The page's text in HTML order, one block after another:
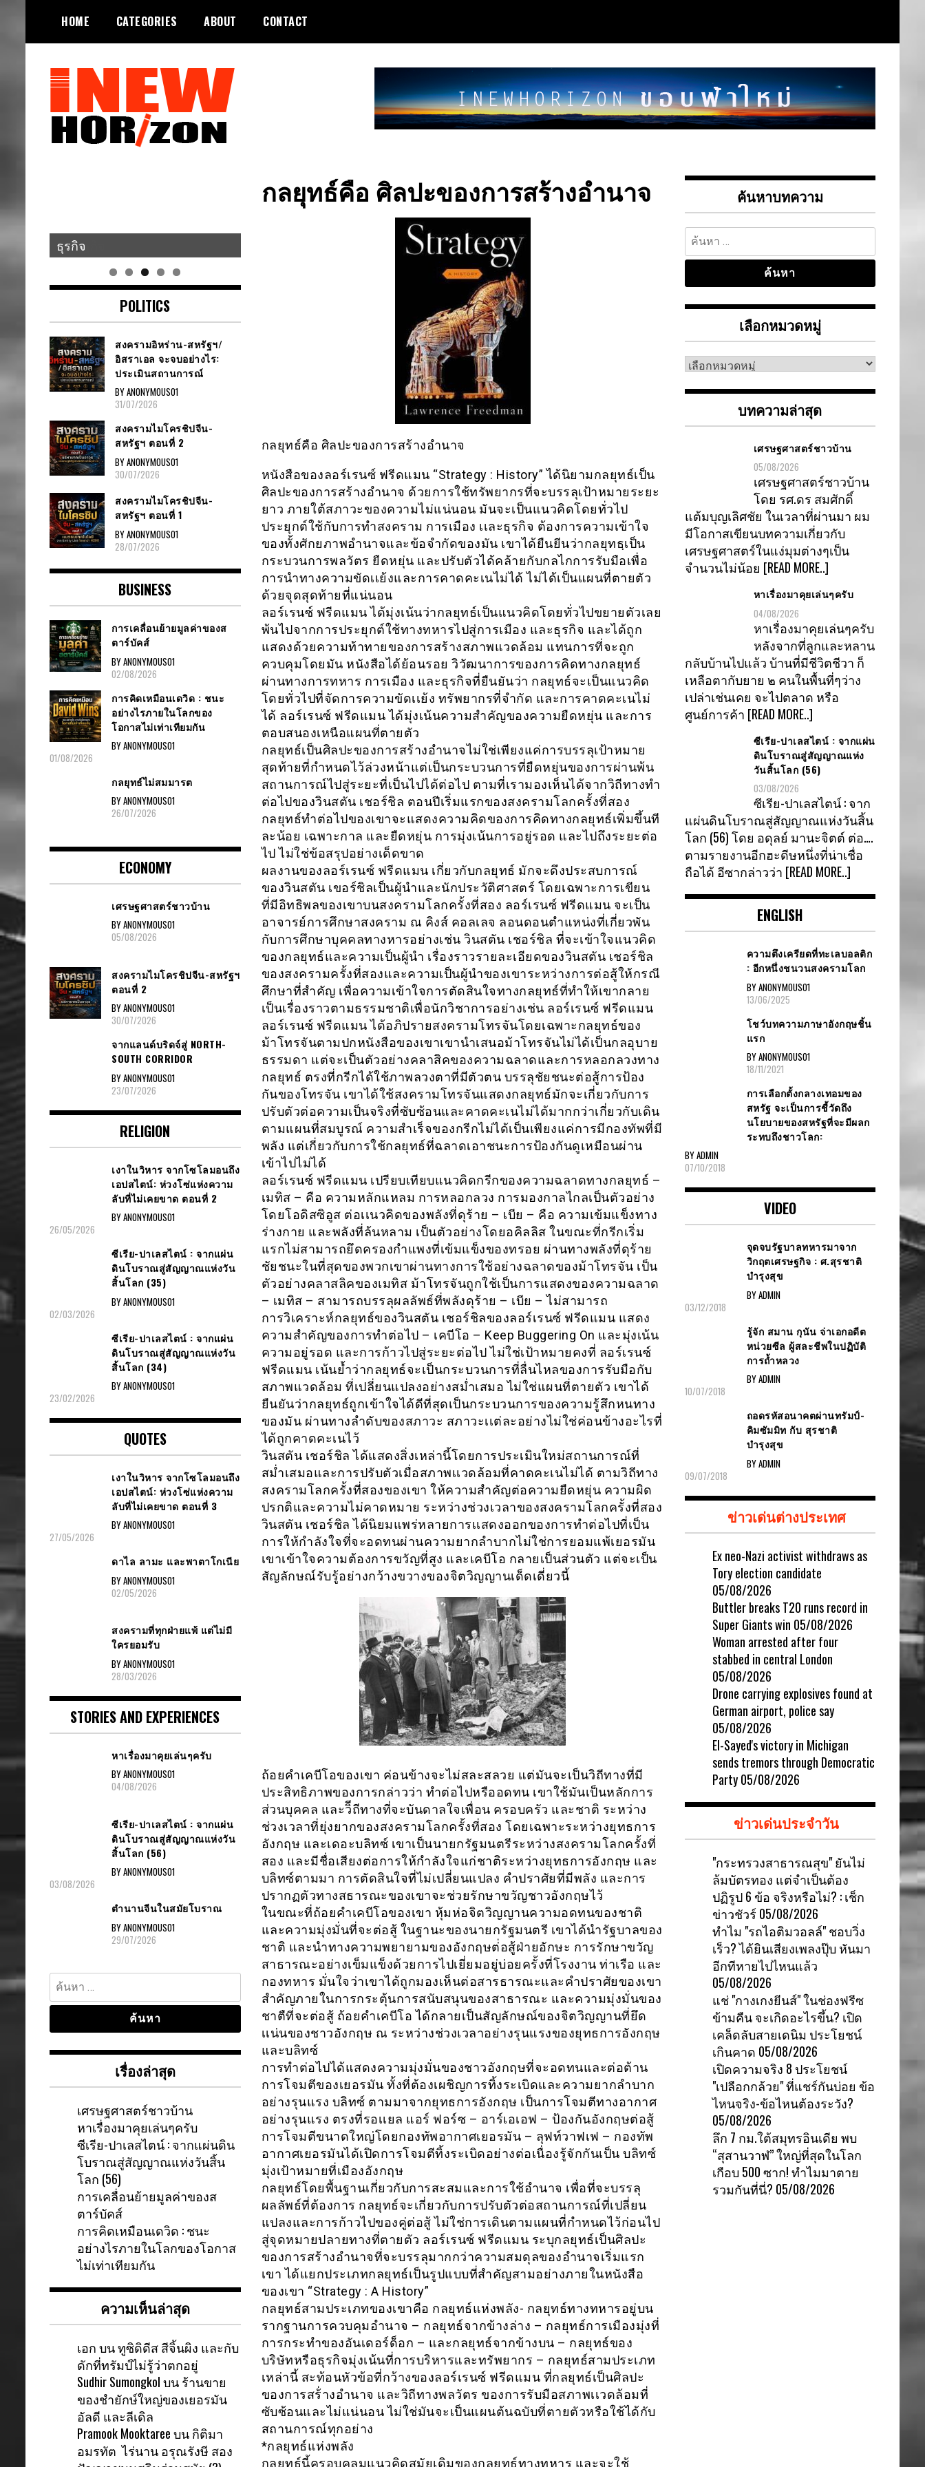
content
HOME CATEGORIES ABOUT CONTACT
กลยุทธ์คือ ศิลปะของการสร้างอำนาจ
กลยุทธ์คือ ศิลปะของการสร้างอำนาจ
หนังสือของลอร์เรนซ์ ฟรีดแมน “Strategy : History” ได้นิยามกลยุทธ์เป็น
ศิลปะของการสร้างอำนาจ ด้วยการใช้ทรัพยากรที่จะบรรลุเป้าหมายระยะ
ยาว ภายใต้สภาวะของความไม่แน่นอน มันจะเป็นแนวคิดโดยทั่วไป
ประยุกต์ใช้กับการทำสงคราม การเมือง เเละธุรกิจ ต้องการความเข้าใจ
ของทั้งศักยภาพอำนาจและข้อจำกัดของมัน เขาได้ยืนยีนว่ากลยุทธฺเป็น
กระบวนการพลวัตร ยืดหยุ่น และปรับตัวได้คล้ายกับกลไกการรับมือเพื่อ
การนำทางความขัดเเย้งและการคาดคะเนไม่ได้ ไม่ได้เป็นแผนที่ตายตัว
ด้วยจุดสุดท้ายที่แน่นอน
ลอร์เรนซ์ ฟรีดแมน ได้มุ่งเน้นว่ากลยุทธ์เป็นแนวคิดโดยทั่วไปขยายตัวเลย
พ้นไปจากการประยุกต์ใช้ทางทหารไปสู่การเมือง และธุรกิจ และได้ถูก
แสดงด้วยความท้าทายของการสร้างสภาพแวดล้อม แทนการที่จะถูก
ควบคุมโดยมัน หนังสือได้ย้อนรอย วิวัฒนาการของการคิดทางกลยุทธ์
ผ่านทางการทหาร การเมือง และธุรกิจที่ยืนยันว่า กลยุทธ์จะเป็นแนวคิด
โดยทั่วไปที่จัดการความขัดเเย้ง ทรัพยากรที่จำกัด และการคาดคะเนไม่
ได้ ลอร์เรนซ์ ฟรีดแมน ได้มุ่งเน้นความสำคัญของความยืดหยุ่น และการ
ตอบสนองเหนือแผนที่ตายตัว
กลยุทธ์เป็นศิลปะของการสร้างอำนาจไม่ใช่เพียงแค่การบรรลุเป้าหมาย
สุดท้ายที่กำหนดไว้ล่วงหน้าแต่เป็นกระบวนการที่ยืดหยุ่นของการผ่านพ้น
สถานการณ์ไปสู่ระยะที่เป็นไปได้ต่อไป ตามที่เรามองเห็นได้จากวิถีทางทำ
ต่อไปของวินสตัน เชอร์ชิล ตอนปีเริ่มแรกของสงครามโลกครั้งที่สอง
กลยุทธ์ทำต่อไปของเขาจะแสดงความคิดของการคิดทางกลยุทธ์เพิ่มขึ้นที
ละน้อย เฉพาะกาล และยืดหยุ่น การมุ่งเน้นการอยู่รอด และไปถึงระยะต่อ
ไป ไม่ใช่ข้อสรุปอย่างเด็ดขาด
ผลงานของลอร์เรนซ์ ฟรีดแมน เกี่ยวกับกลยุทธ์ มักจะดึงประสบการณ์
ของวินสตัน เขอร์ชิลเป็นผู้นำและนักประวัติศาสตร์ โดยเฉพาะการเขียน
ที่มีอิทธิพลของเขาบนสงครามโลกครั้งที่สอง ลอร์เรนซ์ ฟรีดแมน จะเป็น
อาจารย์การศึกษาสงคราม ณ คิงส์ คอลเลจ ลอนดอนตำแหน่งที่เกี่ยวพัน
กับการศึกษาบุคคลทางหารอย่างเช่น วินสตัน เชอร์ชิล ที่จะเข้าใจแนวคิด
ของกลยุทธ์และความเป็นผู้นำ เรื่องราวรายละเอียดของวินสตัน เชอร์ชิล
ของสงครามครั้งที่สองและความเป็นผู้นำของเขาระหว่างการต่อสู้ให้กรณี
ศึกษาที่สำคัญ เพื่อความเข้าใจการตัดสินใจทางกลยุทธ์ที่ทำให้เขากลาย
เป็นเรื่องราวตามธรรมชาติเพื่อนักวิชาการอย่างเช่น ลอร์เรนซ์ ฟรีดแมน
ลอร์เรนซ์ ฟรีดแมน ได้อภิปรายสงครามโทรจันโดยเฉพาะกลยุทธ์ของ
ม้าโทรจันตามปกหนังสือของเขาเขานำเสนอม้าโทรจันไม่ได้เป็นกลอุบาย
ธรรมดา แต่จะเป็นตัวอย่างคลาสิคของความฉลาดและการหลอกลวงทาง
กลยุทธ์ ตรงที่กรีกได้ใช้ภาพลวงตาที่มีตัวตน บรรลุชัยชนะต่อสู้การป้อง
กันของโทรจัน เขาได้ใช้สงครามโทรจันแสดงกลยุทธ์มักจะเกี่ยวกับการ
ปรับตัวต่อความเป็นจริงที่ซับซ้อนและคาดคะเนไม่ได้มากกว่าเกี่ยวกับเดิน
ตามแผนที่สมบูรณ์ ความสำเร็จของกรีกไม่ได้เป็นเพียงแค่การมีกองทัพที่มี
พลัง แต่เกี่ยวกับการใช้กลยุทธ์ที่ฉลาดเอาชนะการป้องกันดูเหมือนผ่าน
เข้าไปไม่ได้
ลอร์เรนซ์ ฟรีดแมน เปรียบเทียบแนวคิดกรีกของความฉลาดทางกลยุทธ์ –
เมทิส – คือ ความหลักแหลม การหลอกลวง การมองกาลไกลเป็นตัวอย่าง
โดยโอดิสซิอูส ต่อเเนวคิดของพลังที่ดุร้าย – เบีย – คือ ความเข้มแข็งทาง
ร่างกาย และพลังที่ล้นหลาม เป็นตัวอย่างโดยอคิลลิส ในขณะที่กรีกเริ่ม
แรกไม่สามารถยึดครองกำแพงที่เข้มแข็งของทรอย ผ่านทางพลังที่ดุร้าย
ชัยชนะในที่สุดของพวกเขาผ่านทางการใช้อย่างฉลาดของม้าโทรจัน เป็น
ตัวอย่างคลาสลิคของเมทิส ม้าโทรจันถูกใช้เป็นการแสดงของความฉลาด
– เมทิส – สามารถบรรลุผลลัพธ์ที่พลังดุร้าย – เบีย – ไม่สามารถ
การวิเคราะห์กลยุทธ์ของวินสตัน เชอร์ชิลของลอร์เรนซ์ ฟรีดแมน แสดง
ความสำคัญของการทำต่อไป – เคบีโอ – Keep Buggering On และมุ่งเน้น
ความอยู่รอด และการก้าวไปสู่ระยะต่อไป ไม่ใช่เป้าหมายคงที่ ลอร์เรนซ์
ฟรีดแมน เน้นย้ำว่ากลยุทธ์จะเป็นกระบวนการที่ลื่นไหลของการรับมือกับ
สภาพแวดล้อม ที่เปลี่ยนแปลงอย่างสม่ำเสมอ ไม่ใช่แผนที่ตายตัว เขาได้
ยืนยันว่ากลยุทธ์ถูกเข้าใจได้ดีที่สุดเป็นกระบวนการของความรู้สึกหนทาง
ของมัน ผ่านทางลำดับของสภาวะ สภาวะเเต่ละอย่างไม่ใช่ค่อนข้างอะไรที่
ได้ถูกคาดคะเนไว้
วินสตัน เชอร์ชิล ได้แสดงสิ่งเหล่านี้โดยการประเมินใหม่สถานการณ์ที่
สม่ำเสมอและการปรับตัวเมื่อสภาพเเวดล้อมที่คาดคะเนไม่ได้ ตามวิถีทาง
สงครามโลกครั้งที่สองของเขา ให้ความสำคัญต่อความยืดหยุ่น ความผิด
ปรกติและความไม่คาดหมาย ระหว่างช่วงเวลาของสงครามโลกครั้งที่สอง
วินสตัน เชอร์ชิล ได้นิยมแพร่หลายการเเสดงออกของการทำต่อไปที่เป็น
การให้กำลังใจที่จะอดทนผ่านความยากลำบากไม่ใช่การยอมแพ้เยอรมัน
เขาเข้าใจความต้องการขวัญที่สูง และเคบีโอ กลายเป็นส่วนตัว แต่จะเป็น
สัญลักษณ์รับรู้อย่างกว้างขวางของจิตวิญญานเด็ดเดี่ยวนี้
ถ้อยคำเคบีโอของเขา ค่อนข้างจะไม่สละสลวย แต่มันจะเป็นวิถีทางที่มี
ประสิทธิภาพของการกล่าวว่า ทำต่อไปหรืออดทน เขาใช้มันเป็นหลักการ
ส่วนบุคคล และวิีถีทางที่จะบันดาลใจเพื่อน ครอบครัว และชาติ ระหว่าง
ช่วงเวลาที่ยุ่งยากของสงครามโลกครั้งที่สอง โดยเฉพาะระหว่างยุทธการ
อังกฤษ และเดอะบลิทซ์ เขาเป็นนายกรัฐมนตรีระหว่างสงครามโลกครั้งที่
สอง และมีชื่อเสียงต่อการให้กำลังใจแก่ชาติระหว่างยุทธการอังกฤษ และ
บลิทซ์ตามมา การตัดสินใจที่ไม่เปลี่ยนแปลง คำปราศัยที่มีพลัง และการ
ปรากฏตัวทางสธารณะของเขาจะช่วยรักษาขวัญชาวอังกฤษไว้
ในขณะที่ถ้อยคำเคบีโอของเขา หุ้มห่อจิตวิญญานความอดทนของชาติ
และความมุ่งมั่นที่จะต่อสู้ ในฐานะของนายกรัฐมนตรี เขาได้นำรัฐบาลของ
ชาติ และนำทางความพยายามของอังกฤษต่่อสู้ฝ่ายอักษะ การรักษาขวัญ
สาธารณะอย่างเข็มแข็งด้วยการไปเยี่ยมอยู่บ่อยครั้งที่โรงงาน ท่าเรือ และ
กองทหาร มั่นใจว่าเขาได้ถูกมองเห็นต่อสารธารณะและคำปราศัยของเขา
สำคัญภายในการกระตุ้นการสนับสนุนของสาธารณะ และความมุ่งมั่นของ
ชาตืที่จะต่อสู้ ถ้อยคำเคบีโอ ได้กลายเป็นสัญลักษณ์ของจิตวิญญานที่ยึด
เเน่นของชาวอังกฤษ ณ ระหว่างช่วงเวลาอย่างรุนแรงของยุทธการอังกฤษ
และบลิทซ์
การทำต่อไปได้แสดงความมุ่งมั่นของชาวอังกฤษที่จะอดทนและต่อต้าน
การโจมตีของเยอรมัน ทั้งที่ต้องเผชิญการทิ้งระเบิดและความยากลำบาก
อย่างรุนแรง บลิทซ์ ตามมาจากยุทธการอังกฤษ เป็นการโจมตีทางอากาศ
อย่างรุนแรง ตรงที่รอเเยล แอร์ ฟอร์ซ – อาร์เอเอฟ – ป้องกันอังกฤษต่อสู้
การโจมตีขนาดใหญ่โดยกองทัพอากาศเยอรมัน – ลุฟท์วาฟเฟ – กองทัพ
อากาศเยอรมันได้เปิดการโจมตีทิ้งระเบิดอย่างต่อเนื่องรู้จักกันเป็น บลิทซ์
มุ่งเป้าหมายที่เมืองอังกฤษ
กลยุทธ์โดยพื้นฐานเกี่ยวกับการสะสมและการใช้อำนาจ เพื่อที่จะบรรลุ
ผลลัพธ์ที่ต้องการ กลยุทธ์จะเกี่ยวกับการปรับตัวต่อสถานการณ์ที่เปลี่ยน
แปลงและการก้าวไปของคู่ต่อสู้ ไม่ใช่การเดินตามแผนที่กำหนดไว้ก่อนไป
สู่จุดหมายปลายทางที่ตายตัว ลอร์เรนซ์ ฟรีดแมน ระบุกลยุทธ์เป็นศิลปะ
ของการสร้างอำนาจที่จะบรรลุมากกว่าความสมดุลของอำนาจเริ่มแรก
เขา ได้แยกประเภทกลยุทธ์เป็นรูปแบบที่สำคัญสามอย่างภายในหนังสือ
ของเขา “Strategy : A History”
กลยุทธ์สามประเภทของเขาคือ กลยุทธ์แห่งพลัง- กลยุทธ์ทางทหารอยู่บน
รากฐานการควบคุมอำนาจ – กลยุทธ์จากข้างล่าง – กลยุทธ์การเมืองมุ่งที่
การกระทำของอันเดอร์ด็อก – และกลยุทธ์จากข้างบน – กลยุทธ์ของ
บริษัทหรือธุรกิจมุ่งเน้นที่การบริหารและทรัพยากร – กลยุทธ์สามประเภท
เหล่านี้ สะท้อนหัวข้อที่กว้างของลอร์เรนซ์ ฟรีดแมน ที่กลยุทธ์เป็นศิลปะ
ของการสร้่างอำนาจ และวิถีทางพลวัตร ของการรับมือสภาพเเวดล้อมที่
ซับซ้อนและไม่แน่นอน ไม่ใช่มันจะเป็นแผนต้นฉบับที่ตายตัวหรือใช้ได้กับ
สถานการณ์ทุกอย่าง
*กลยุทธ์แห่งพลัง
กลยุทธ์นี้ครอบคลุมแนวคิดสมัยเดิมของกลยุทธ์ทางทหาร และจะใช้
ธุรกิจ
POLITICS
สงครามอิหร่าน-สหรัฐฯ/
อิสราเอล จะจบอย่างไร:
ประเมินสถานการณ์
BY ANONYMOUS01
31/07/2026
สงครามไมโครชิปจีน-
สหรัฐฯ ตอนที่ 2
BY ANONYMOUS01
30/07/2026
สงครามไมโครชิปจีน-
สหรัฐฯ ตอนที่ 1
BY ANONYMOUS01
28/07/2026
BUSINESS
การเคลื่อนย้ายมูลค่าของส
ตาร์บัคส์
BY ANONYMOUS01
02/08/2026
การคิดเหมือนเดวิด : ชนะ
อย่างไรภายในโลกของ
โอกาสไม่เท่าเทียมกัน
BY ANONYMOUS01
01/08/2026
กลยุทธ์ไม่สมมารต
BY ANONYMOUS01
26/07/2026
ECONOMY
เศรษฐศาสตร์ชาวบ้าน
BY ANONYMOUS01
05/08/2026
สงครามไมโครชิปจีน-สหรัฐฯ
ตอนที่ 2
BY ANONYMOUS01
30/07/2026
จากแลนด์บริดจ์สู่ NORTH-
SOUTH CORRIDOR
BY ANONYMOUS01
23/07/2026
RELIGION
เงาในวิหาร จากโซโลมอนถึง
เอปสไตน์: ห่วงโซ่แห่งความ
ลับที่ไม่เคยขาด ตอนที่ 2
BY ANONYMOUS01
26/05/2026
ซีเรีย​-ปาเลสไตน์​ : จากแผ่น
ดินโบราณสู่สัญญาณ​แห่งวัน
สิ้นโลก​ (35)
BY ANONYMOUS01
02/03/2026
ซีเรีย​-ปาเลสไตน์​ : จากแผ่น
ดินโบราณสู่สัญญาณ​แห่งวัน
สิ้นโลก​ (34)
BY ANONYMOUS01
23/02/2026
QUOTES
เงาในวิหาร จากโซโลมอนถึง
เอปสไตน์: ห่วงโซ่แห่งความ
ลับที่ไม่เคยขาด ตอนที่ 3
BY ANONYMOUS01
27/05/2026
ดาไล ลามะ และพาตาโกเนีย
BY ANONYMOUS01
02/05/2026
สงครามที่ทุกฝ่ายแพ้ แต่ไม่มี
ใครยอมรับ
BY ANONYMOUS01
28/03/2026
STORIES AND EXPERIENCES
หาเรื่องมาคุยเล่นๆครับ
BY ANONYMOUS01
04/08/2026
ซีเรีย-ปาเลสไตน์ : จากแผ่น
ดินโบราณสู่สัญญาณแห่งวัน
สิ้นโลก (56)
BY ANONYMOUS01
03/08/2026
ตำนานจีนในสมัยโบราณ
BY ANONYMOUS01
29/07/2026
ค้นหา
สำหรับ:
เรื่องล่าสุด
เศรษฐศาสตร์ชาวบ้าน
หาเรื่องมาคุยเล่นๆครับ
ซีเรีย-ปาเลสไตน์ : จากแผ่นดิน
โบราณสู่สัญญาณแห่งวันสิ้น
โลก (56)
การเคลื่อนย้ายมูลค่าของส
ตาร์บัคส์
การคิดเหมือนเดวิด : ชนะ
อย่างไรภายในโลกของโอกาส
ไม่เท่าเทียมกัน
ความเห็นล่าสุด
เอกบนทูซิดิดีส สีจิ้นผิง และกับ
ดักที่ทรัมป์ไม่รู้ว่าตกอยู่
Sudhir Sumongkolบนร้านขาย
ของชำยักษ์ใหญ่ของเยอรมัน
อัลดี และลีเดิล
Pramook Mooktareeบนกิติมา
อมรทัต ไร่นาน อรุณรังษี สอง
ค้นหาบทความ
ค้นหา
สำหรับ:
เลือกหมวดหมู่
เลือก
หมู่
บทความล่าสุด
เศรษฐศาสตร์ชาวบ้าน
05/08/2026
เศรษฐศาสตร์ชาวบ้าน
โดย รศ.ดร สมศักดิ์
แต้มบุญเลิศชัย ในเวลาที่ผ่านมา ผม
มีโอกาสเขียนบทความเกี่ยวกับ
เศรษฐศาสตร์ในแง่มุมต่างๆเป็น
จำนวนไม่น้อย [READ MORE..]
หาเรื่องมาคุยเล่นๆครับ
04/08/2026
หาเรื่องมาคุยเล่นๆครับ
หลังจากที่ลูกและหลาน
กลับบ้านไปแล้ว บ้านที่มีชีวิตชีวา ก็
เหลือตากับยาย ๒ คนในพื้นที่ๆว่าง
เปล่าเช่นเคย จะไปตลาด หรือ
ศูนย์การค้า [READ MORE..]
ซีเรีย-ปาเลสไตน์ : จากแผ่น
ดินโบราณสู่สัญญาณแห่ง
วันสิ้นโลก (56)
03/08/2026
ซีเรีย-ปาเลสไตน์ : จาก
แผ่นดินโบราณสู่สัญญาณแห่งวันสิ้น
โลก (56) โดย อดุลย์ มานะจิตต์ ต่อ….
ตามรายงานอีกฮะดีษหนึ่งที่น่าเชื่อ
ถือได้ อีซากล่าวว่า [READ MORE..]
ENGLISH
ความตึงเครียดที่ทะเลบอลติก
: อีกหนึ่งชนวนสงครามโลก
BY ANONYMOUS01
13/06/2025
โชว์บทความภาษาอังกฤษชิ้น
แรก
BY ANONYMOUS01
18/11/2021
การเลือกตั้งกลางเทอมของ
สหรัฐ จะเป็นการชี้วัดถึง
นโยบายของสหรัฐที่จะมีผลก
ระทบถึงชาวโลก:
BY ADMIN
07/10/2018
VIDEO
จุดจบรัฐบาลทหารมาจาก
วิกฤตเศรษฐกิจ : ศ.สุรชาติ
บำรุงสุข
BY ADMIN
03/12/2018
รู้จัก สมาน กุนัน จ่าเอกอดีต
หน่วยซีล ผู้สละชีพในปฏิบัติ
การถ้ำหลวง
BY ADMIN
10/07/2018
ถอดรหัสอนาคตผ่านทรัมป์-
คิมซัมมิท กับ สุรชาติ
บำรุงสุข
BY ADMIN
09/07/2018
ข่าวเด่นต่างประเทศ
Ex neo-Nazi activist withdraws as
Tory election candidate
05/08/2026
Buttler breaks T20 runs record in
Super Giants win 05/08/2026
Woman arrested after four
stabbed in central London
05/08/2026
Drone carrying explosives found at
German airport, police say
05/08/2026
El-Sayed's victory in Michigan
sends tremors through Democratic
Party 05/08/2026
ข่าวเด่นประจำวัน
"กระทรวงสาธารณสุข" ยันไม่
ล้มบัตรทอง แต่จำเป็นต้อง
ปฏิรูป 6 ข้อ จริงหรือไม่? : เช็ก
ข่าวชัวร์ 05/08/2026
ทำไม "รถไอติมวอลล์" ชอบวิ่ง
เร็ว? ได้ยินเสียงเพลงปุ๊บ หันมา
อีกทีหายไปไหนแล้ว
05/08/2026
แช่ "กางเกงยีนส์" ในช่องฟรีซ
ข้ามคืน จะเกิดอะไรขึ้น? เปิด
เคล็ดลับสายเดนิม ประโยชน์
เกินคาด 05/08/2026
เปิดความจริง 8 ประโยชน์
"เปลือกกล้วย" ที่แชร์กันบ่อย ข้อ
ไหนจริง-ข้อไหนต้องระวัง?
05/08/2026
ลึก 7 กม.ใต้สมุทรอินเดีย พบ
“สุสานวาฬ” ใหญ่ที่สุดในโลก
เกือบ 500 ซาก! ทำไมมาตาย
รวมกันที่นี่? 05/08/2026